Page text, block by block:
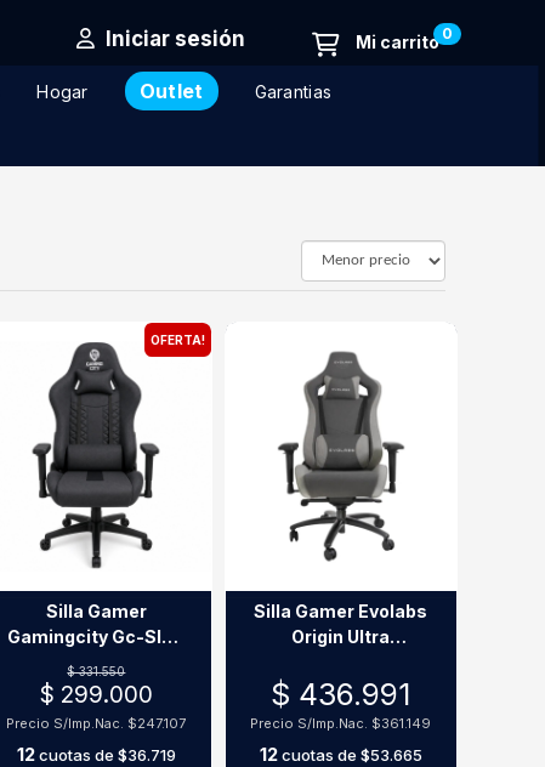
Iniciar sesión 0
Hogar Outlet Garantias
OFERTA!
Silla Gamer
Gamingcity Gc-Sl02
Negro Carbon
$ 331.550
$ 299.000
Precio S/Imp.Nac. $247.107
12cuotas de $36.719
Silla Gamer Evolabs
Origin Ultra
$ 436.991
Precio S/Imp.Nac. $361.149
12cuotas de $53.665